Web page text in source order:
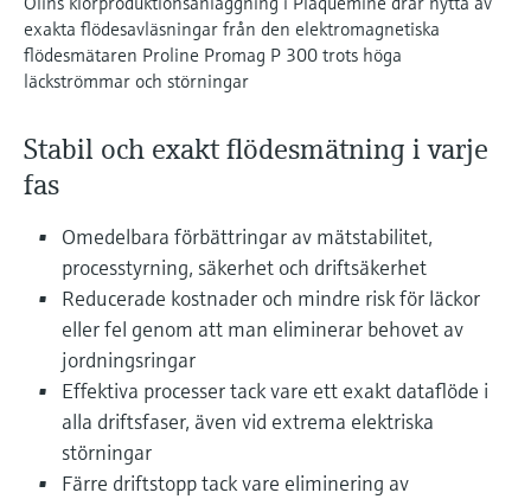
Device Viewer
Hitta produktspecifik information och
dokumentation
Hitta reservdelar efter produktrot, orderkod
eller serienummer
Handla allt
Microwave transmission
measurement
Handla allt
exakta flödesavläsningar från den elektromagnetiska
flödesmätaren Proline Promag P 300 trots höga
läckströmmar och störningar
Stabil och exakt flödesmätning i varje
fas
Omedelbara förbättringar av mätstabilitet,
processtyrning, säkerhet och driftsäkerhet
Reducerade kostnader och mindre risk för läckor
eller fel genom att man eliminerar behovet av
jordningsringar
Effektiva processer tack vare ett exakt dataflöde i
alla driftsfaser, även vid extrema elektriska
störningar
Färre driftstopp tack vare eliminering av